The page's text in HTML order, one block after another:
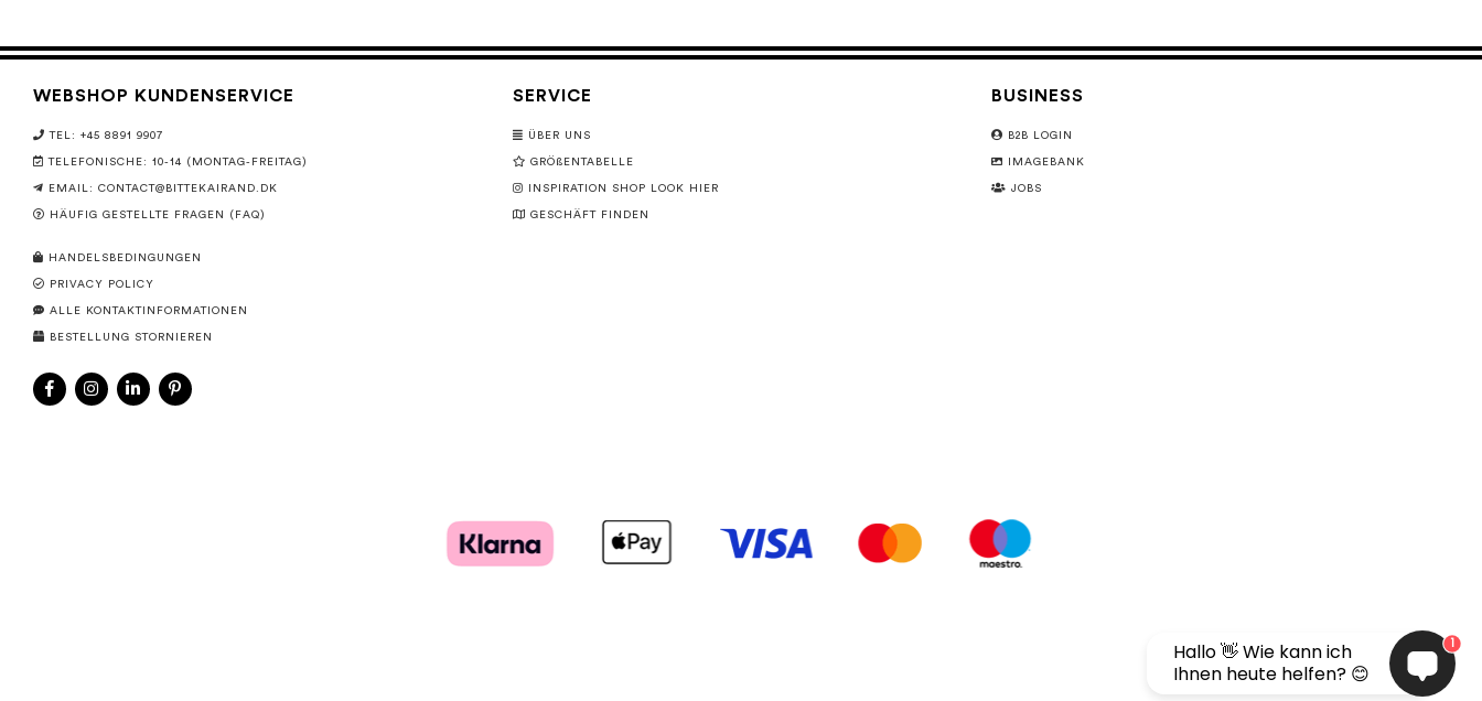
WEBSHOP KUNDENSERVICE
TEL: +45 8891 9907
TELEFONISCHE: 10-14 (MONTAG-FREITAG)
EMAIL: CONTACT@BITTEKAIRAND.DK
HÄUFIG GESTELLTE FRAGEN (FAQ)
HANDELSBEDINGUNGEN
PRIVACY POLICY
ALLE KONTAKTINFORMATIONEN
BESTELLUNG STORNIEREN
SERVICE
ÜBER UNS
GRÖßENTABELLE
INSPIRATION SHOP LOOK HIER
GESCHÄFT FINDEN
BUSINESS
B2B LOGIN
IMAGEBANK
JOBS
Hallo 👋 Wie kann ich
Ihnen heute helfen? 😊
1